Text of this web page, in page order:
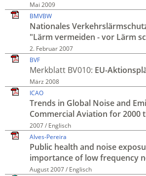
Mai 2009
BMVBW
Nationales
"Lärm vermeiden - vor Lärm
2. Februar 2007
BVF
Merkblatt BV010: EU-
März 2008
ICAO
Trends in Global Noise and
Commercial Aviation for 2000
2007 / Englisch
Alves-Pereira
Public health and noise
importance of low frequency
August 2007 / Englisch